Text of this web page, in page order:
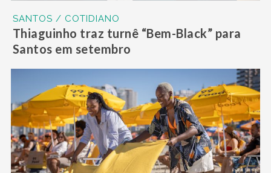
SANTOS / COTIDIANO
Thiaguinho traz turnê “Bem-Black” para
Santos em setembro